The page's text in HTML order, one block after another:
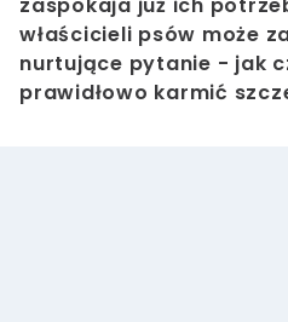
zaspokaja już ich
właścicieli psów może
nurtujące pytanie - jak
prawidłowo karmić